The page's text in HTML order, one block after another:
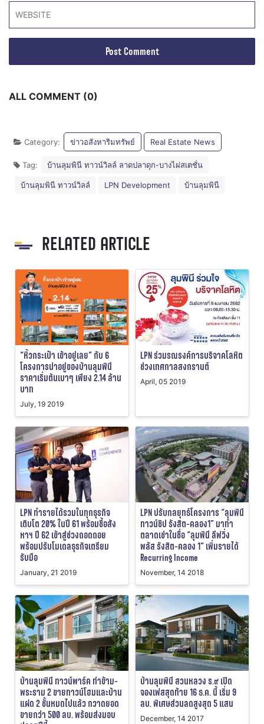
ALL COMMENT (0)
Category: ข่าวอสังหาริมทรัพย์ Real Estate News
Tag: บ้านลุมพินี ทาวน์วิลล์ ลาดปลาดุก-บางไผ่สเตชั่น
บ้านลุมพินี ทาวน์วิลล์ LPN Development บ้านลุมพินี
RELATED ARTICLE
“หิ้วกระเป๋า เข้าอยู่เลย” กับ 6
โครงการน่าอยู่ของบ้านลุมพินี
ราคาเริ่มต้นเบาๆ เพียง 2.14 ล้าน
บาท
July, 19 2019
LPN ร่วมรณรงค์การบริจาคโลหิต
ช่วงเทศกาลสงกรานต์
April, 05 2019
LPN ทำรายได้รวมในทุกธุรกิจ
เติบโต 20% ในปี 61 พร้อมชี้อสัง
หาฯ ปี 62 เข้าสู่ช่วงถอดถอย
พร้อมปรับโมเดลธุรกิจเตรียม
รับมือ
January, 21 2019
LPN ปรับกลยุทธ์โครงการ “ลุมพินี
ทาวน์ชิป รังสิต-คลอง1” มาทำ
ตลาดเช่าในชื่อ “ลุมพินี ลีฟวิ่ง
พลัส รังสิต-คลอง 1” เพิ่มรายได้
Recurring Income
November, 14 2018
บ้านลุมพินี ทาวน์พาร์ค ท่าข้าม-
พระราม 2 ขายทาวน์โฮมและบ้าน
แฝด 2 ชั้นหมดไปแล้ว กวาดยอด
ขายกว่า 500 ลบ. พร้อมส่งมอบ
บ้านลุมพินี สวนหลวง ร.๙ เปิด
จองเฟสสุดท้าย 16 ธ.ค. นี้ เริ่ม 9
ลบ. พิเศษส่วนลดสูงสุด 5 แสน
December, 14 2017